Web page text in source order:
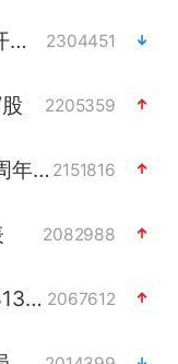
中方回应是否在太平洋海底开采稀土 2304451
2205359
外交部发言人就广岛核爆81周年等答记者问 2151816
2082988
贵州轮胎子公司获美国退税8136万 2067612